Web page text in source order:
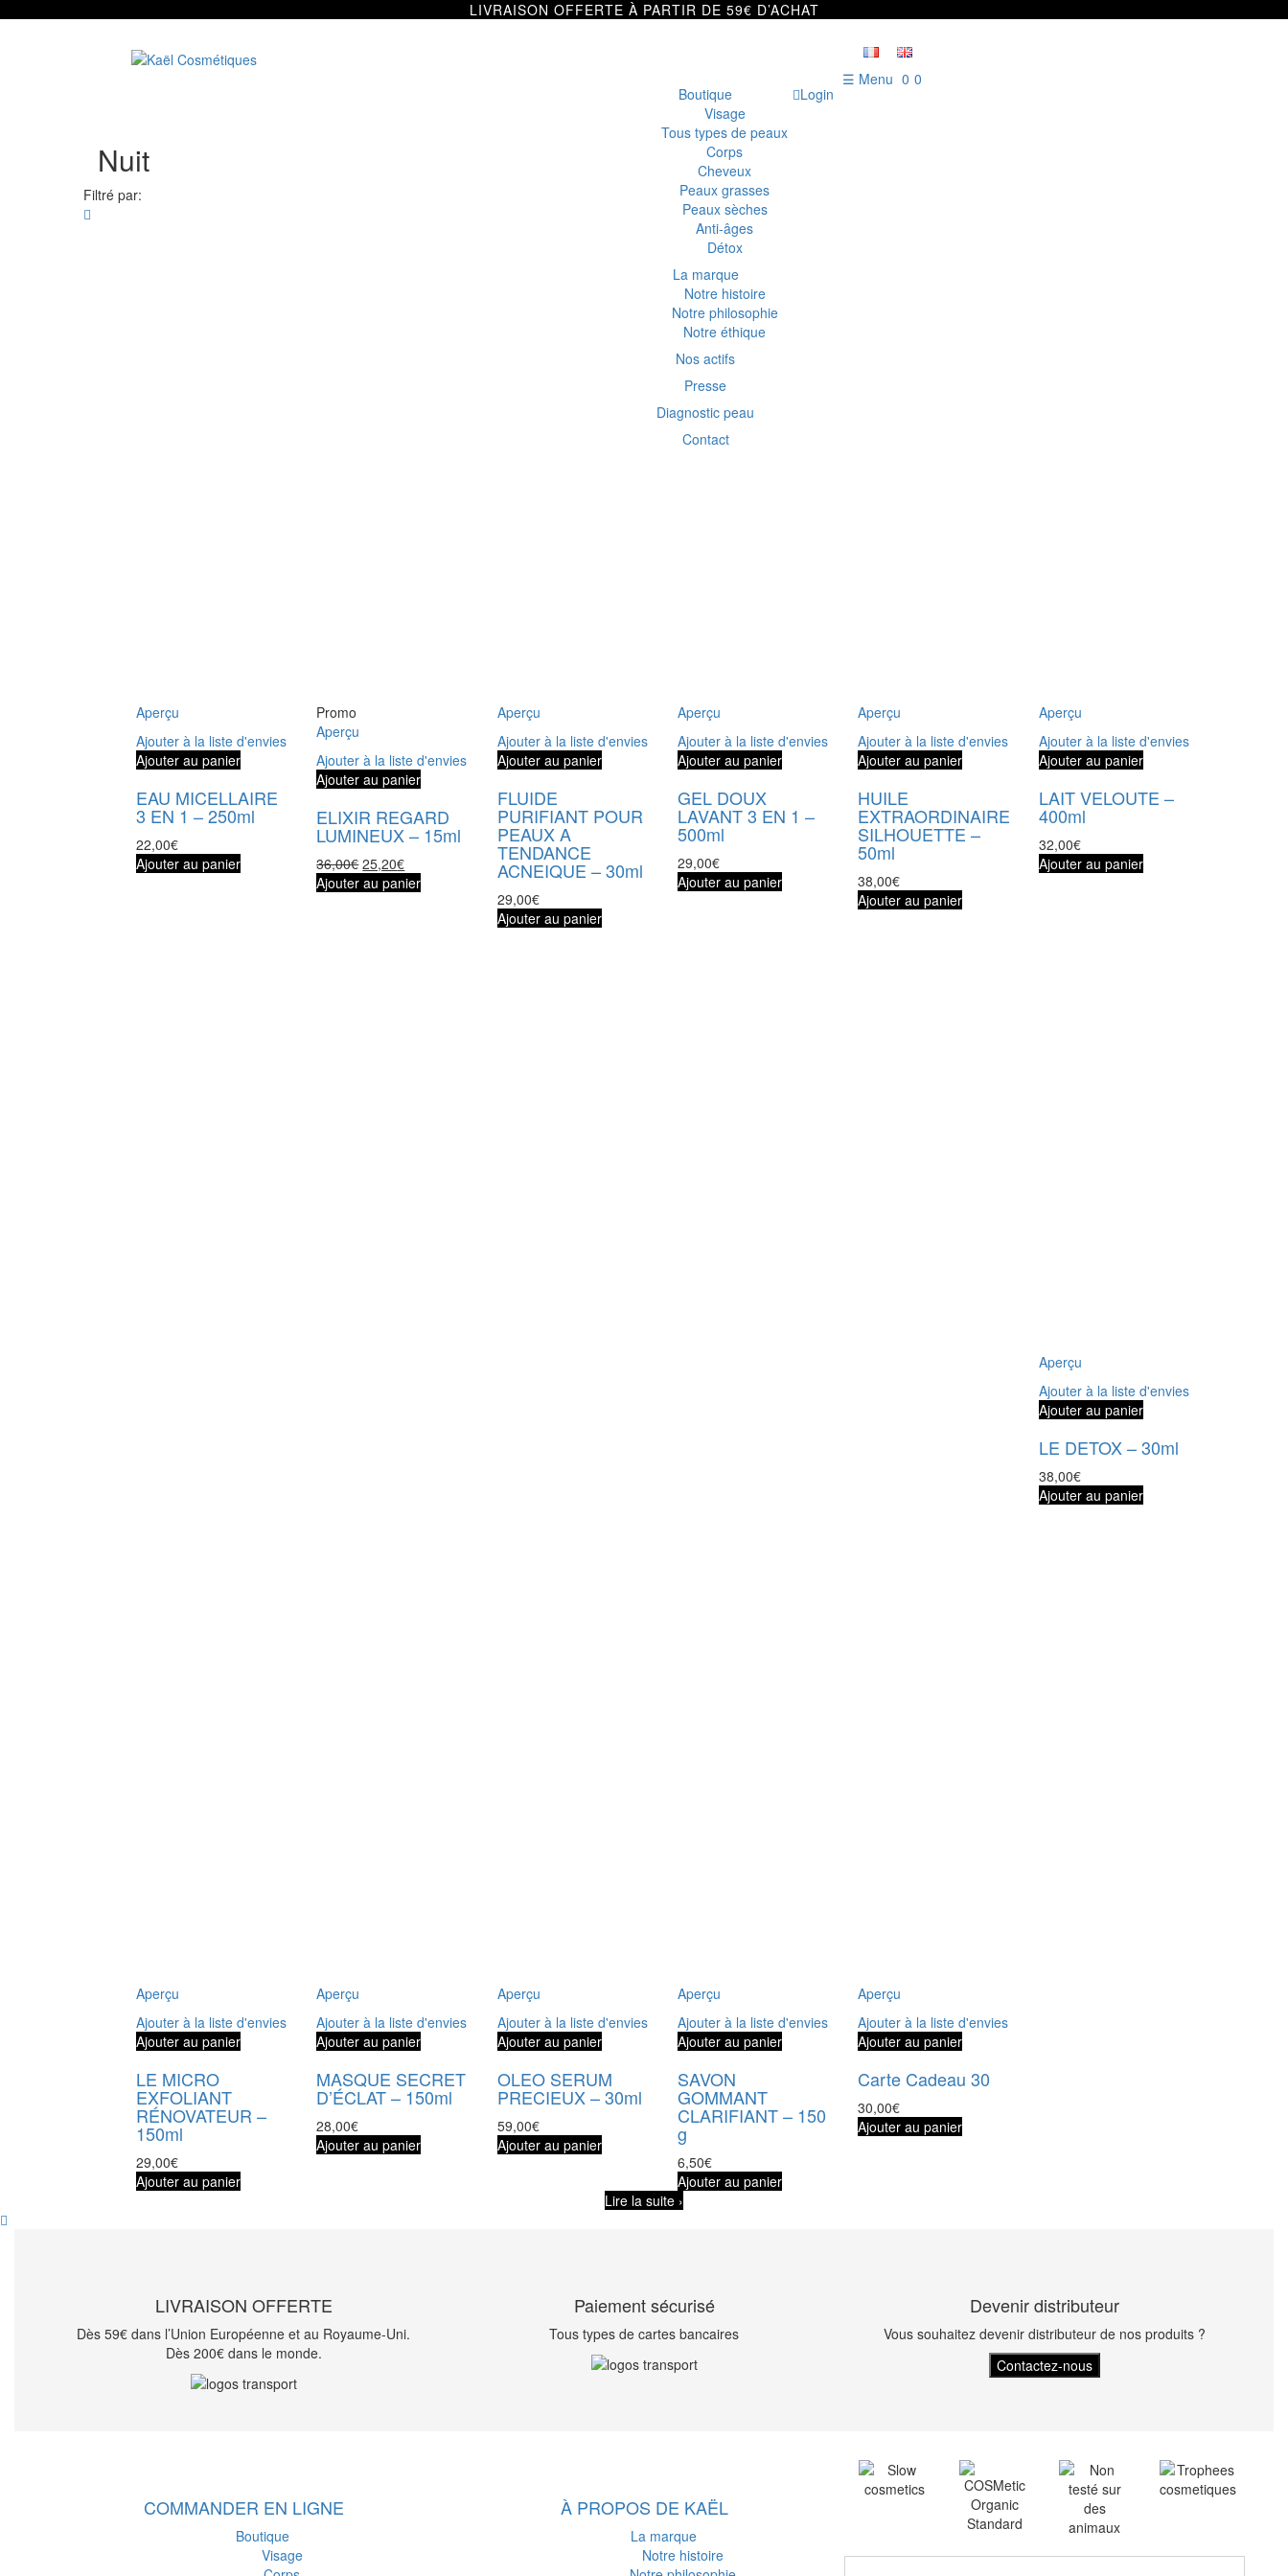
Boutique
Visage
Tous types de peaux
Corps
Cheveux
Peaux grasses
Peaux sèches
Anti-âges
Détox
La marque
Notre histoire
Notre philosophie
Notre éthique
Nos actifs
Presse
Diagnostic peau
Contact
Login
☰ Menu 0 0
Nuit
Filtré par:
Aperçu
Ajouter à la liste d'envies
Ajouter au panier
EAU MICELLAIRE
3 EN 1 – 250ml
22,00€
Ajouter au panier
Promo
Aperçu
Ajouter à la liste d'envies
Ajouter au panier
ELIXIR REGARD
LUMINEUX – 15ml
36,00€ 25,20€
Ajouter au panier
Aperçu
Ajouter à la liste d'envies
Ajouter au panier
FLUIDE
PURIFIANT POUR
PEAUX A
TENDANCE
ACNEIQUE – 30ml
29,00€
Ajouter au panier
Aperçu
Ajouter à la liste d'envies
Ajouter au panier
GEL DOUX
LAVANT 3 EN 1 –
500ml
29,00€
Ajouter au panier
Aperçu
Ajouter à la liste d'envies
Ajouter au panier
HUILE
EXTRAORDINAIRE
SILHOUETTE –
50ml
38,00€
Ajouter au panier
Aperçu
Ajouter à la liste d'envies
Ajouter au panier
LAIT VELOUTE –
400ml
32,00€
Ajouter au panier
Aperçu
Ajouter à la liste d'envies
Ajouter au panier
LE DETOX – 30ml
38,00€
Ajouter au panier
Aperçu
Ajouter à la liste d'envies
Ajouter au panier
LE MICRO
EXFOLIANT
RÉNOVATEUR –
150ml
29,00€
Ajouter au panier
Aperçu
Ajouter à la liste d'envies
Ajouter au panier
MASQUE SECRET
D’ÉCLAT – 150ml
28,00€
Ajouter au panier
Aperçu
Ajouter à la liste d'envies
Ajouter au panier
OLEO SERUM
PRECIEUX – 30ml
59,00€
Ajouter au panier
Aperçu
Ajouter à la liste d'envies
Ajouter au panier
SAVON
GOMMANT
CLARIFIANT – 150
g
6,50€
Ajouter au panier
Aperçu
Ajouter à la liste d'envies
Ajouter au panier
Carte Cadeau 30
30,00€
Ajouter au panier
Lire la suite ›
LIVRAISON OFFERTE À PARTIR DE 59€ D’ACHAT
LIVRAISON OFFERTE
Dès 59€ dans l’Union Européenne et au Royaume-Uni.
Dès 200€ dans le monde.
Paiement sécurisé
Tous types de cartes bancaires
Devenir distributeur
Vous souhaitez devenir distributeur de nos produits ?
COMMANDER EN LIGNE
Boutique
Visage
À PROPOS DE KAËL
La marque
Notre histoire